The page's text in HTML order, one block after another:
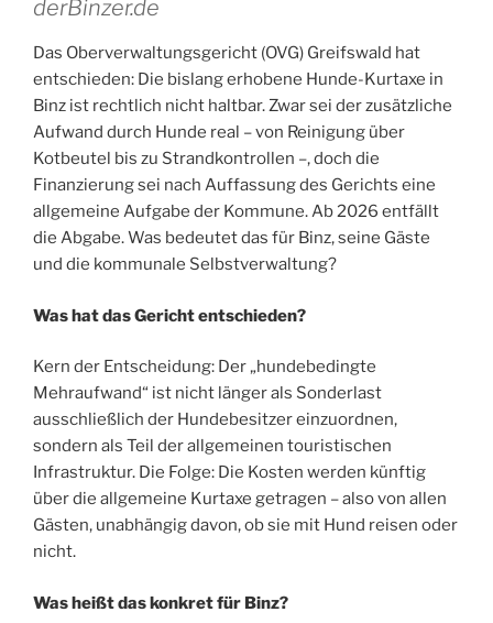
derBinzer.de
Das Oberverwaltungsgericht (OVG) Greifswald hat
entschieden: Die bislang erhobene Hunde-Kurtaxe in
Binz ist rechtlich nicht haltbar. Zwar sei der zusätzliche
Aufwand durch Hunde real – von Reinigung über
Kotbeutel bis zu Strandkontrollen –, doch die
Finanzierung sei nach Auffassung des Gerichts eine
allgemeine Aufgabe der Kommune. Ab 2026 entfällt
die Abgabe. Was bedeutet das für Binz, seine Gäste
und die kommunale Selbstverwaltung?
Was hat das Gericht entschieden?
Kern der Entscheidung: Der „hundebedingte
Mehraufwand“ ist nicht länger als Sonderlast
ausschließlich der Hundebesitzer einzuordnen,
sondern als Teil der allgemeinen touristischen
Infrastruktur. Die Folge: Die Kosten werden künftig
über die allgemeine Kurtaxe getragen – also von allen
Gästen, unabhängig davon, ob sie mit Hund reisen oder
nicht.
Was heißt das konkret für Binz?